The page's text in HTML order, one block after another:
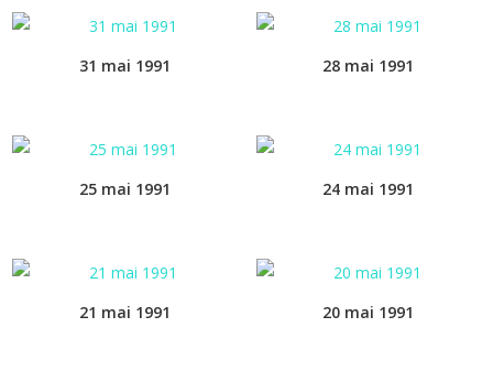
31 mai 1991 28 mai 1991
25 mai 1991 24 mai 1991
21 mai 1991 20 mai 1991